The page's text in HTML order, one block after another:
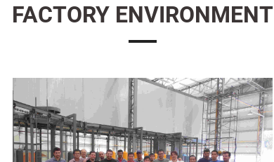
FACTORY ENVIRONMENT